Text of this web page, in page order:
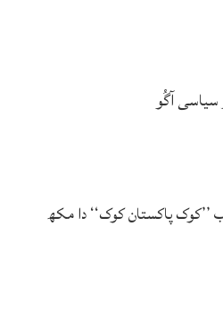
سیاسی آگُو
پاکستان کوک‘‘ دا مکھ